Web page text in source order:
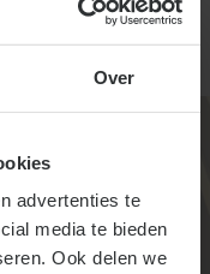
Over
advertenties te
media te bieden
Ook delen we